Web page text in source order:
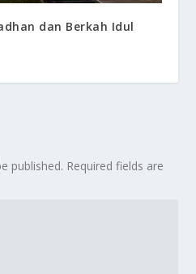
dan Berkah Idul
published. Required fields are